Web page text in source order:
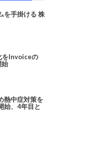
を手掛ける 株
をInvoiceの
熱中症対策を
始、4年目と